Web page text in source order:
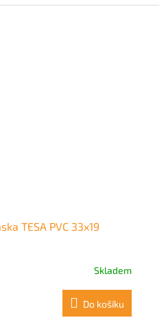
TESA PVC 33x19
Skladem
Do košíku